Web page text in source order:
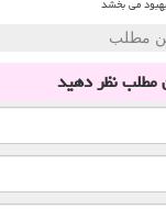
مطلب
مطلبنظر دهید